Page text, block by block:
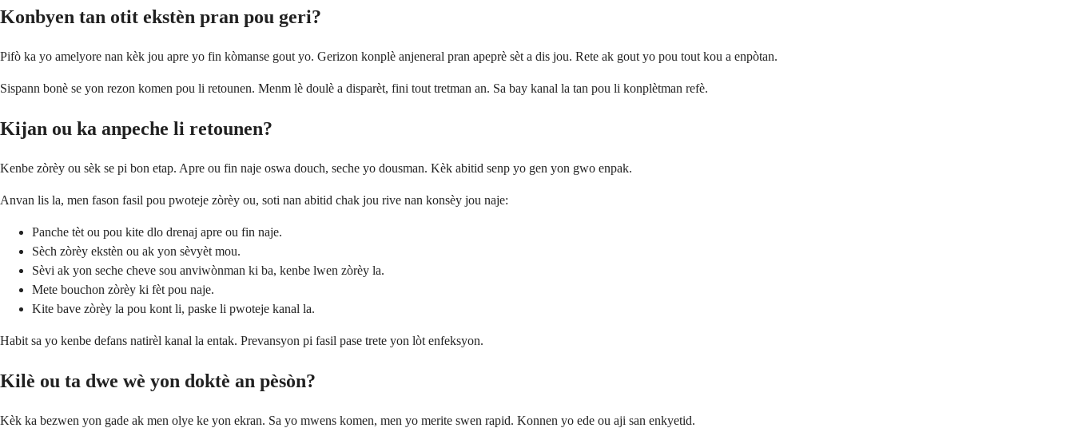
Konbyen tan otit ekstèn pran pou geri?
Pifò ka yo amelyore nan kèk jou apre yo fin kòmanse gout yo. Gerizon konplè anjeneral pran apeprè sèt a dis jou. Rete ak gout yo pou tout kou a enpòtan.
Sispann bonè se yon rezon komen pou li retounen. Menm lè doulè a disparèt, fini tout tretman an. Sa bay kanal la tan pou li konplètman refè.
Kijan ou ka anpeche li retounen?
Kenbe zòrèy ou sèk se pi bon etap. Apre ou fin naje oswa douch, seche yo dousman. Kèk abitid senp yo gen yon gwo enpak.
Anvan lis la, men fason fasil pou pwoteje zòrèy ou, soti nan abitid chak jou rive nan konsèy jou naje:
Panche tèt ou pou kite dlo drenaj apre ou fin naje.
Sèch zòrèy ekstèn ou ak yon sèvyèt mou.
Sèvi ak yon seche cheve sou anviwònman ki ba, kenbe lwen zòrèy la.
Mete bouchon zòrèy ki fèt pou naje.
Kite bave zòrèy la pou kont li, paske li pwoteje kanal la.
Habit sa yo kenbe defans natirèl kanal la entak. Prevansyon pi fasil pase trete yon lòt enfeksyon.
Kilè ou ta dwe wè yon doktè an pèsòn?
Kèk ka bezwen yon gade ak men olye ke yon ekran. Sa yo mwens komen, men yo merite swen rapid. Konnen yo ede ou aji san enkyetid.